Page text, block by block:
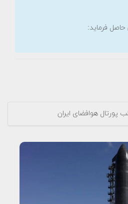
حاصل فرماید:
پورتال هوافضای ایران